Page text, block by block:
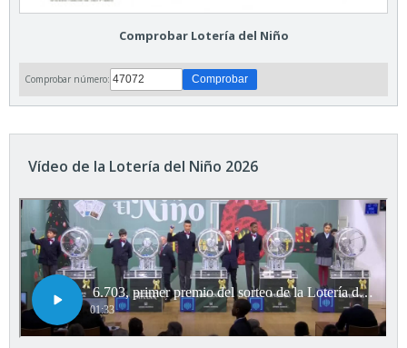
Comprobar Lotería del Niño
Comprobar número:
Vídeo de la Lotería del Niño 2026